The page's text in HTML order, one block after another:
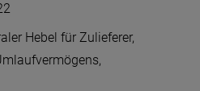
Hebel für Zulieferer,